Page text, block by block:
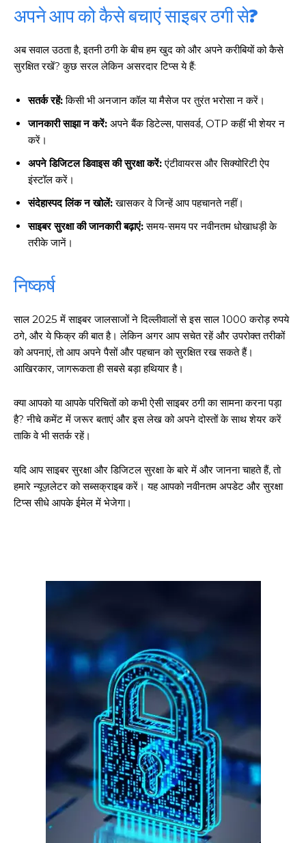
गुरुग्राम साइबर पुलिस ने बीते छह महीने में 18 बैंक कर्मचारियों को किया गिरफ्तार
इन लोगों ने लालच में आकर बैंक खाते खोलकर साइबर ठगों को उपलब्ध कराए
अपने आप को कैसे बचाएं साइबर ठगी से?
अब सवाल उठता है, इतनी ठगी के बीच हम खुद को और अपने करीबियों को कैसे
सुरक्षित रखें? कुछ सरल लेकिन असरदार टिप्स ये हैं:
सतर्क रहें:किसी भी अनजान कॉल या मैसेज पर तुरंत भरोसा न करें।
जानकारी साझा न करें: अपने बैंक डिटेल्स, पासवर्ड, OTP कहीं भी शेयर न
करें।
अपने डिजिटल डिवाइस की सुरक्षा करें:एंटीवायरस और सिक्योरिटी ऐप
इंस्टॉल करें।
संदेहास्पद लिंक न खोलें:खासकर वे जिन्हें आप पहचानते नहीं।
साइबर सुरक्षा की जानकारी बढ़ाएं:समय-समय पर नवीनतम धोखाधड़ी के
तरीके जानें।
निष्कर्ष
साल 2025 में साइबर जालसाजों ने दिल्लीवालों से इस साल 1000 करोड़ रुपये
ठगे, और ये फिक्र की बात है। लेकिन अगर आप सचेत रहें और उपरोक्त तरीकों
को अपनाएं, तो आप अपने पैसों और पहचान को सुरक्षित रख सकते हैं।
आखिरकार, जागरूकता ही सबसे बड़ा हथियार है।
क्या आपको या आपके परिचितों को कभी ऐसी साइबर ठगी का सामना करना पड़ा
है? नीचे कमेंट में जरूर बताएं और इस लेख को अपने दोस्तों के साथ शेयर करें
ताकि वे भी सतर्क रहें।
यदि आप साइबर सुरक्षा और डिजिटल सुरक्षा के बारे में और जानना चाहते हैं, तो
हमारे न्यूज़लेटर को सब्सक्राइब करें। यह आपको नवीनतम अपडेट और सुरक्षा
टिप्स सीधे आपके ईमेल में भेजेगा।